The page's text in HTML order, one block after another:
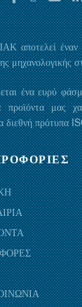
έναν
μηχανολογικής
ένα ευρύ
μας
διεθνή πρότυπα